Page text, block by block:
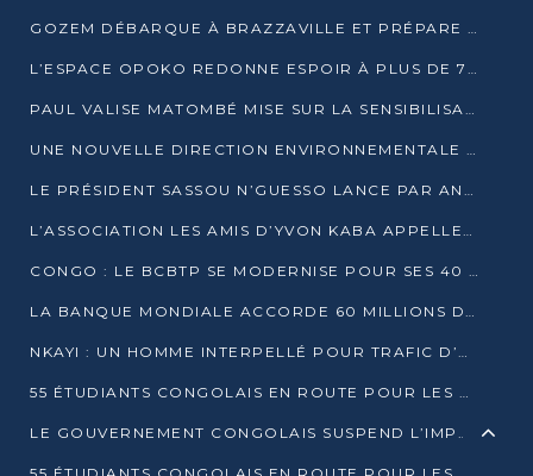
GOZEM DÉBARQUE À BRAZZAVILLE ET PRÉPARE SON ARRIVÉE À POINTE-NOIRE
L’ESPACE OPOKO REDONNE ESPOIR À PLUS DE 775 ÉLÈVES AUTOCHTONES DANS LE NORD DU CONGO
PAUL VALISE MATOMBÉ MISE SUR LA SENSIBILISATION POUR ÉRAQUER LE GRAND BANDITISME
UNE NOUVELLE DIRECTION ENVIRONNEMENTALE POUR RENFORCER LA GESTION DES DONNÉES AU CONGO
LE PRÉSIDENT SASSOU N’GUESSO LANCE PAR ANTICIPATION LA 39ÈME JOURNÉE NATIONALE DE L’ARBRE
L’ASSOCIATION LES AMIS D’YVON KABA APPELLENT DENIS SASSOU N’GUESSO À SE PORTER CANDIDAT
CONGO : LE BCBTP SE MODERNISE POUR SES 40 ANS D’EXISTENCE
LA BANQUE MONDIALE ACCORDE 60 MILLIONS DE DOLLARS POUR LA RÉSILIENCE URBAINE AU CONGO
NKAYI : UN HOMME INTERPELLÉ POUR TRAFIC D’UN BÉBÉ CHIMPANZÉ
55 ÉTUDIANTS CONGOLAIS EN ROUTE POUR LES UNIVERSITÉS ALGÉRIENNES
LE GOUVERNEMENT CONGOLAIS SUSPEND L’IMPORTATION DES MACHETTES ET DES MOTOS